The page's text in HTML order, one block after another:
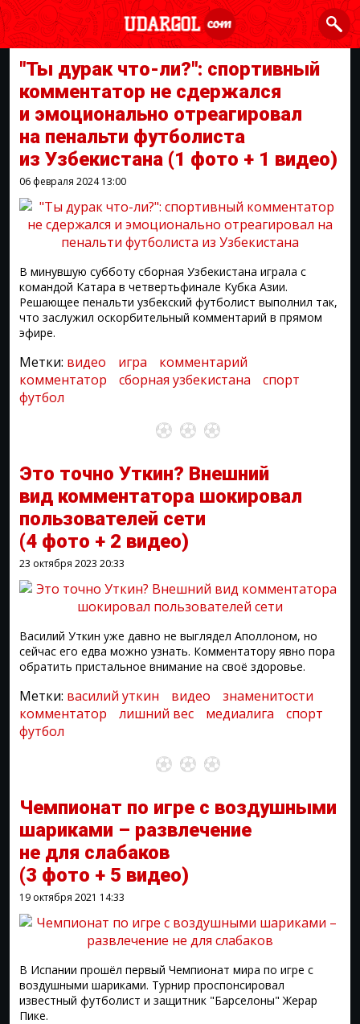
"Ты дурак что-ли?": спортивный
комментатор не сдержался
и эмоционально отреагировал
на пенальти футболиста
из Узбекистана (1 фото + 1 видео)
06 февраля 202413:00
В минувшую субботу сборная Узбекистана играла с
командой Катара в четвертьфинале Кубка Азии.
Решающее пенальти узбекский футболист выполнил так,
что заслужил оскорбительный комментарий в прямом
эфире.
Метки: видео игра
комментарий
комментатор
сборная узбекистана
спорт
футбол
Это точно Уткин? Внешний
вид комментатора шокировал
пользователей сети
(4 фото + 2 видео)
23 октября 2023 20:33
Василий Уткин уже давно не выглядел Аполлоном, но
сейчас его едва можно узнать. Комментатору явно пора
обратить пристальное внимание на своё здоровье.
Метки: василий уткин видео
знаменитости
комментатор
лишний вес медиалига
спорт
футбол
Чемпионат по игре с воздушными
шариками – развлечение
не для слабаков
(3 фото + 5 видео)
19 октября 2021 14:33
В Испании прошёл первый Чемпионат мира по игре с
воздушными шариками. Турнир проспонсировал
известный футболист и защитник "Барселоны" Жерар
Пике.